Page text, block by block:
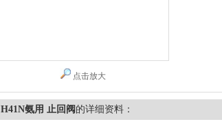
点击放大
H41N氨用 止回阀 的详细资料：